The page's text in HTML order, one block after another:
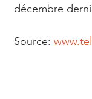
décembre
Source: